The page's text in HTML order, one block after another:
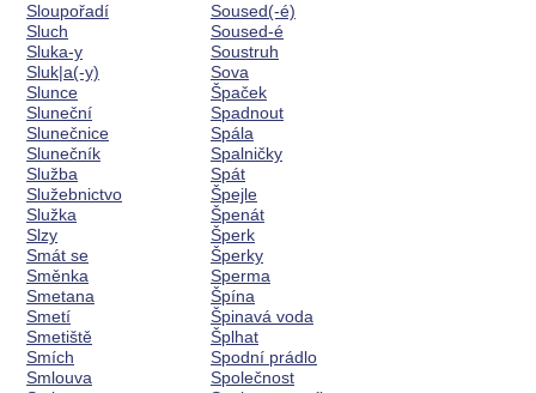
Sloupořadí
Sluch
Sluka-y
Sluk|a(-y)
Slunce
Sluneční
Slunečnice
Slunečník
Služba
Služebnictvo
Služka
Slzy
Smát se
Směnka
Smetana
Smetí
Smetiště
Smích
Smlouva
Soused(-é)
Soused-é
Soustruh
Sova
Špaček
Spadnout
Spála
Spalničky
Spát
Špejle
Špenát
Šperk
Šperky
Sperma
Špína
Špinavá voda
Šplhat
Spodní prádlo
Společnost